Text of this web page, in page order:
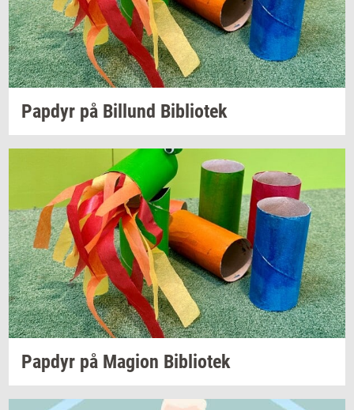
Pap­dyr på Bil­lund Bi­bli­o­tek
Pap­dyr på Magion Bi­bli­o­tek